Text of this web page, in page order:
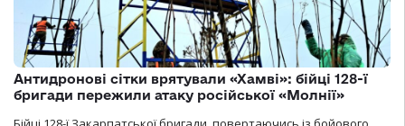
Антидронові сітки врятували «Хамві»: бійці 128-ї
бригади пережили атаку російської «Молнії»